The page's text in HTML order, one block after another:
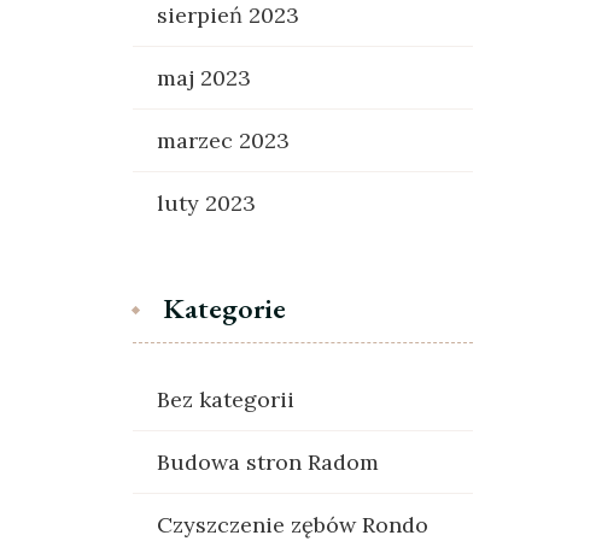
sierpień 2023
maj 2023
marzec 2023
luty 2023
Kategorie
Bez kategorii
Budowa stron Radom
Czyszczenie zębów Rondo